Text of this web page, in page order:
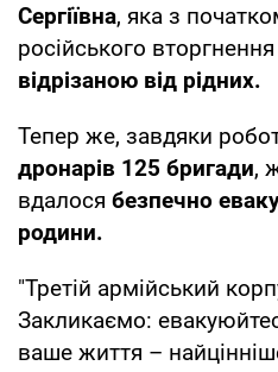
Сергіївна, яка з
російського вторгнення
відрізаною від рідних.
Тепер же, завдяки
дронарів 125 бригади,
вдалося безпечно
родини.
"Третій армійський
Закликаємо:
ваше життя –